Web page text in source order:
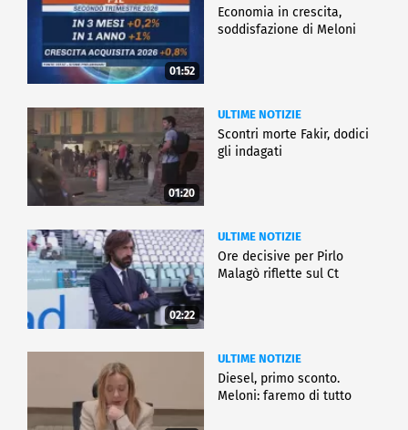
01:52
Economia in crescita,
soddisfazione di Meloni
01:20
ULTIME NOTIZIE
Scontri morte Fakir, dodici
gli indagati
02:22
ULTIME NOTIZIE
Ore decisive per Pirlo
Malagò riflette sul Ct
ULTIME NOTIZIE
Diesel, primo sconto.
Meloni: faremo di tutto